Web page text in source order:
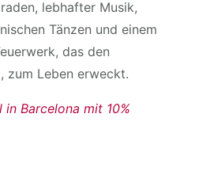
lebhafter Musik,
Tänzen und einem
das den
zum Leben erweckt.
in Barcelona mit 10%